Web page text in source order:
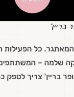
כל הפעילות
שלמה – המשתתפים
בריין' צריך לספק